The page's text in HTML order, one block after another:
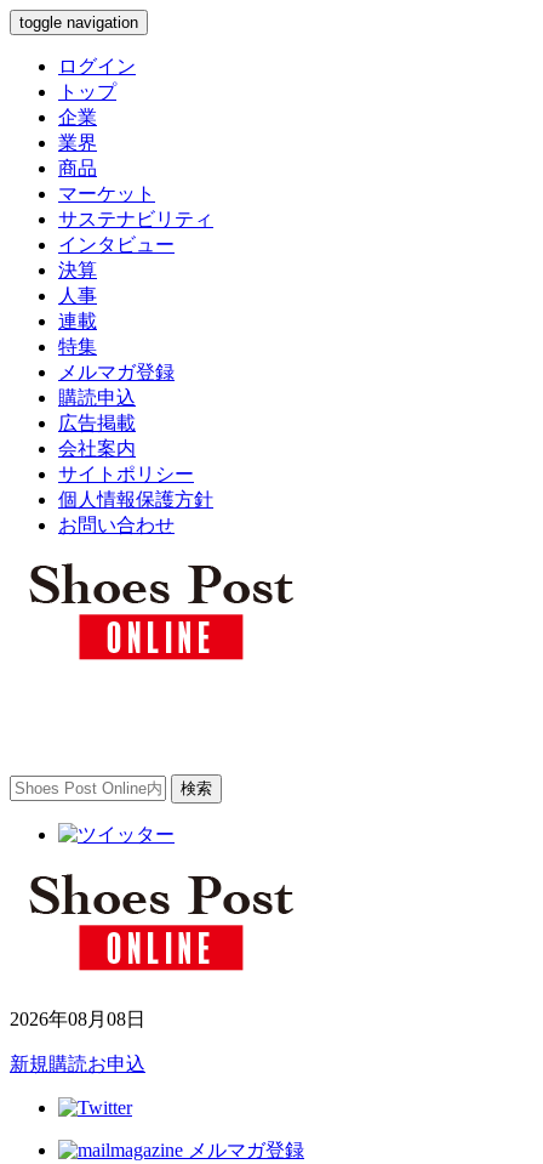
toggle navigation
ログイン
トップ
企業
業界
商品
マーケット
サステナビリティ
インタビュー
決算
人事
連載
特集
メルマガ登録
購読申込
広告掲載
会社案内
サイトポリシー
個人情報保護方針
お問い合わせ
2026年08月08日
新規購読お申込
メルマガ登録